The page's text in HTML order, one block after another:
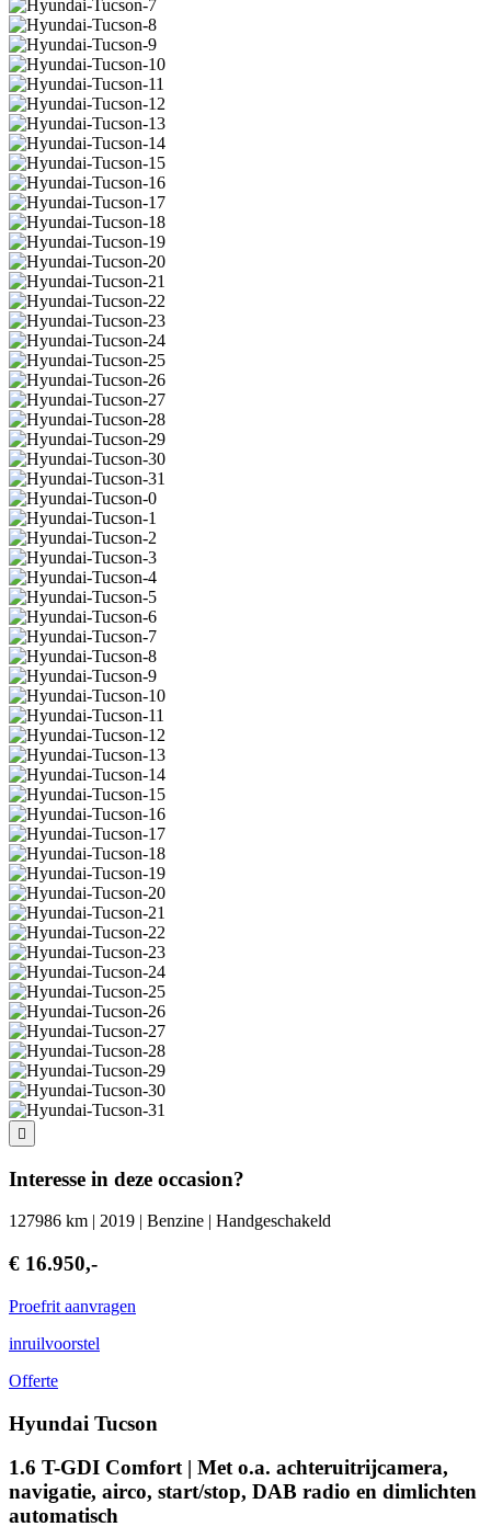
Interesse in deze occasion?
127986 km | 2019 | Benzine | Handgeschakeld
€ 16.950,-
Proefrit aanvragen
inruilvoorstel
Offerte
Hyundai Tucson
1.6 T-GDI Comfort | Met o.a. achteruitrijcamera,
navigatie, airco, start/stop, DAB radio en dimlichten
automatisch